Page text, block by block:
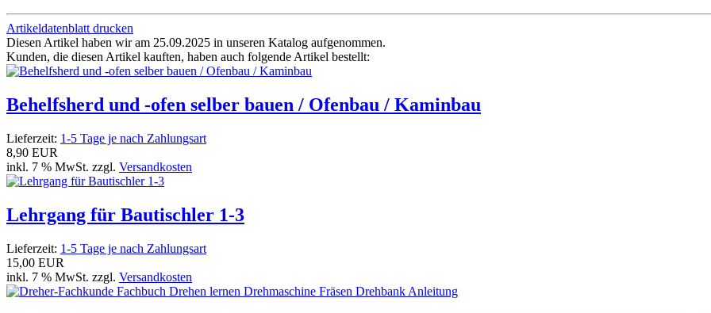
Artikeldatenblatt drucken
Diesen Artikel haben wir am 25.09.2025 in unseren Katalog aufgenommen.
Kunden, die diesen Artikel kauften, haben auch folgende Artikel bestellt:
Behelfsherd und -ofen selber bauen / Ofenbau / Kaminbau
Lieferzeit: 1-5 Tage je nach Zahlungsart
8,90 EUR
inkl. 7 % MwSt. zzgl. Versandkosten
Lehrgang für Bautischler 1-3
Lieferzeit: 1-5 Tage je nach Zahlungsart
15,00 EUR
inkl. 7 % MwSt. zzgl. Versandkosten